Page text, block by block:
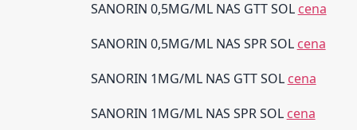
SANORIN 0,5MG/ML NAS GTT SOL cena
SANORIN 0,5MG/ML NAS SPR SOL cena
SANORIN 1MG/ML NAS GTT SOL cena
SANORIN 1MG/ML NAS SPR SOL cena